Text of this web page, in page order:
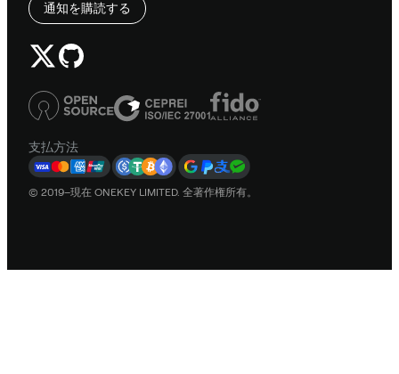
通知を購読する
支払方法
© 2019–現在 ONEKEY LIMITED. 全著作権所有。